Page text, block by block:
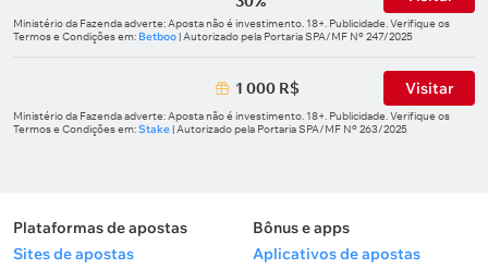
Ministério da Fazenda adverte: Aposta não é investimento. 18+. Publicidade. Verifique os
Termos e Condições em: Betboo| Autorizado pela Portaria SPA/MF Nº 247/2025
1 000 R$ Visitar
Ministério da Fazenda adverte: Aposta não é investimento. 18+. Publicidade. Verifique os
Termos e Condições em:Stake| Autorizado pela Portaria SPA/MF Nº 263/2025
Plataformas de apostas
Sites de apostas
Bônus e apps
Aplicativos de apostas